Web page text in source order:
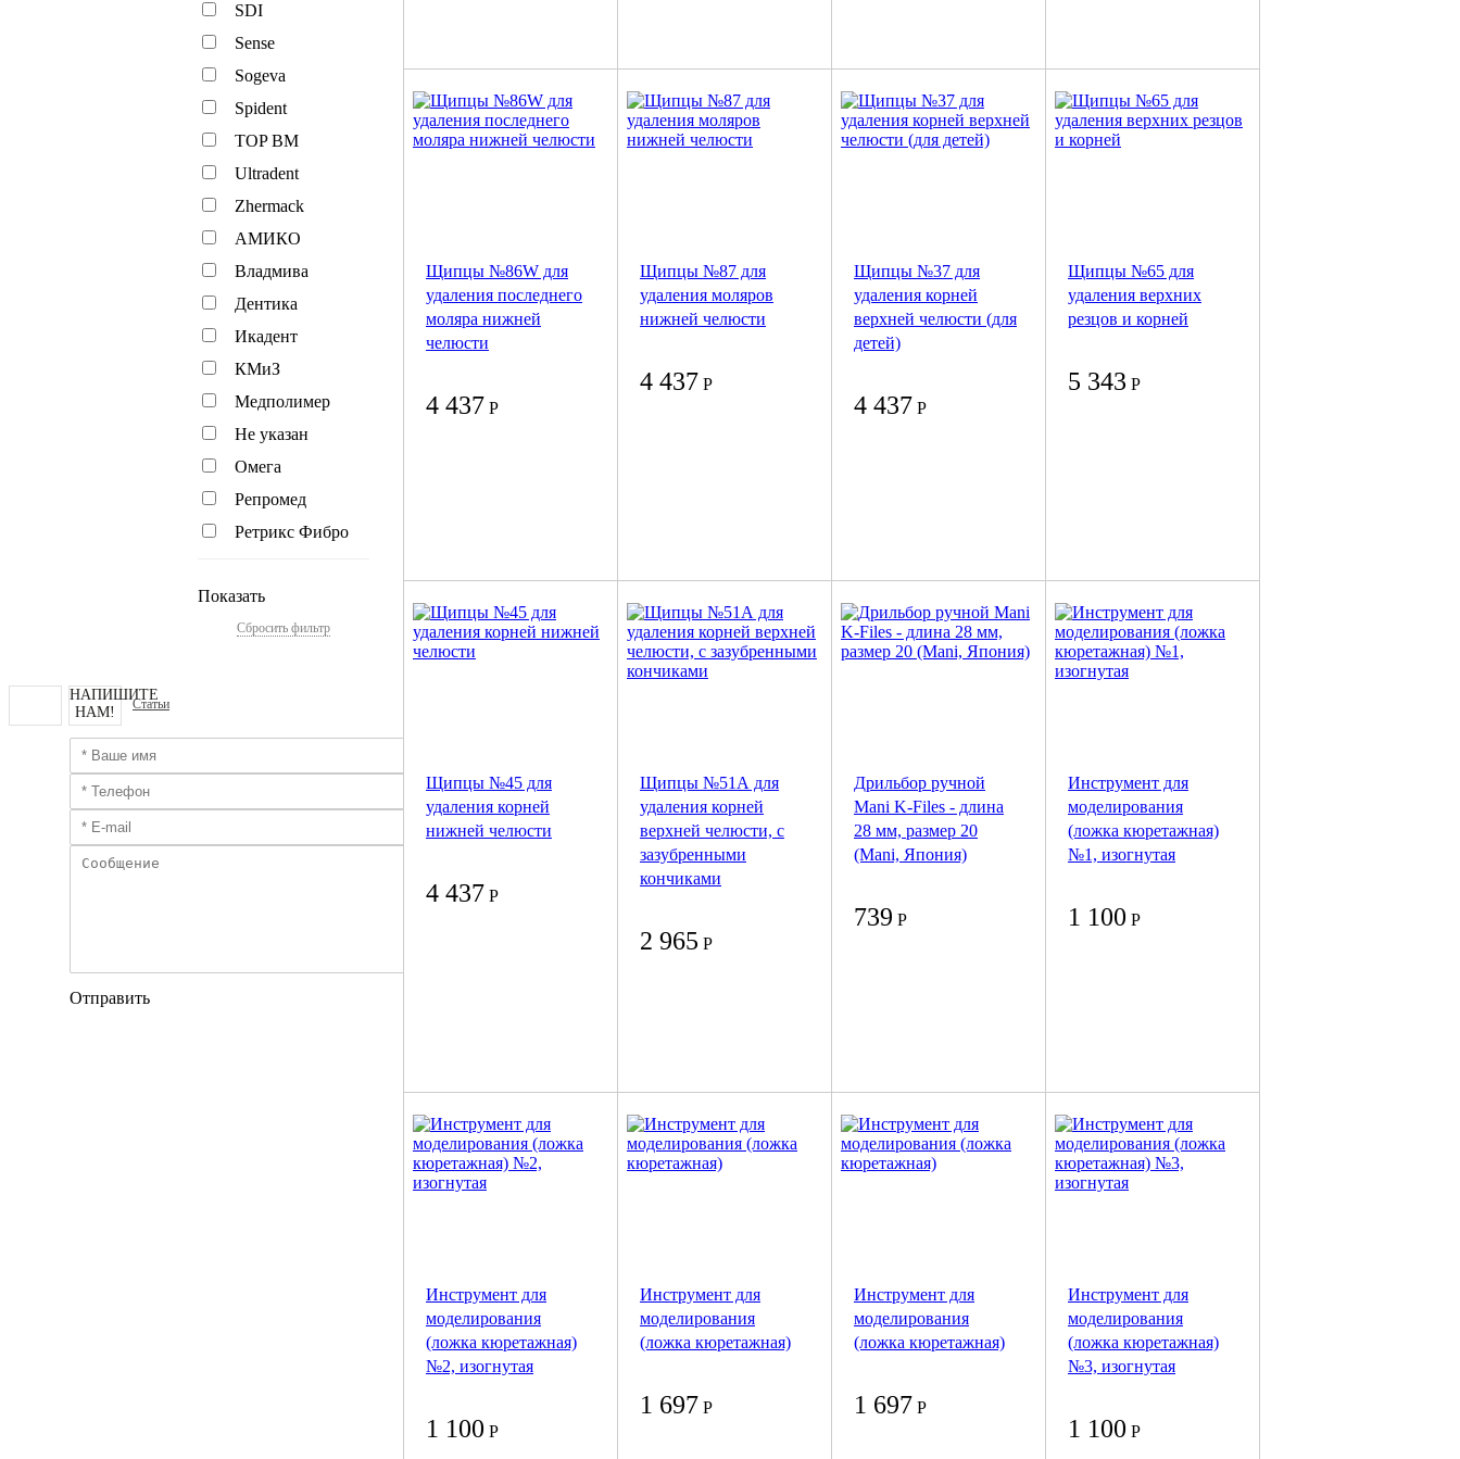
SDI
Sense
Sogeva
Spident
TOP BM
Ultradent
Zhermack
АМИКО
Владмива
Дентика
Икадент
КМиЗ
Медполимер
Не указан
Омега
Репромед
Ретрикс Фибро
Показать
Сбросить фильтр
Щипцы №86W для
удаления последнего
моляра нижней
челюсти
4 437 Р
Щипцы №87 для
удаления моляров
нижней челюсти
4 437 Р
Щипцы №37 для
удаления корней
верхней челюсти (для
детей)
4 437 Р
Щипцы №65 для
удаления верхних
резцов и корней
5 343 Р
Щипцы №45 для
удаления корней
нижней челюсти
4 437 Р
Щипцы №51А для
удаления корней
верхней челюсти, с
зазубренными
кончиками
2 965 Р
Дрильбор ручной
Mani K-Files - длина
28 мм, размер 20
(Mani, Япония)
739 Р
Инструмент для
моделирования
(ложка кюретажная)
№1, изогнутая
1 100 Р
Инструмент для
моделирования
(ложка кюретажная)
№2, изогнутая
1 100 Р
Инструмент для
моделирования
(ложка кюретажная)
1 697 Р
Инструмент для
моделирования
(ложка кюретажная)
1 697 Р
Инструмент для
моделирования
(ложка кюретажная)
№3, изогнутая
1 100 Р
НАПИШИТЕ
НАМ!
Отправить
Статьи